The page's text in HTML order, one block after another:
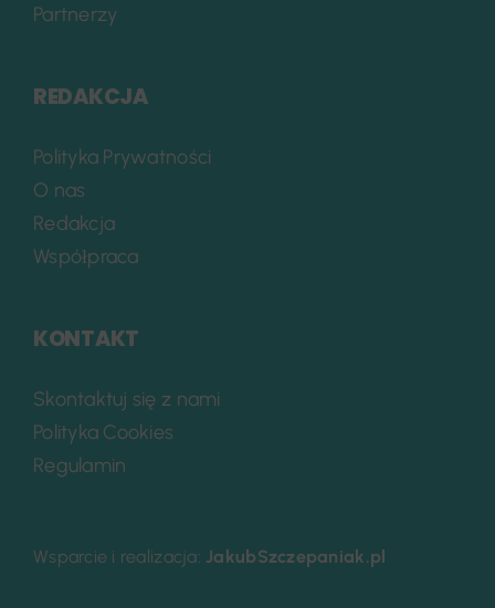
Partnerzy
REDAKCJA
Polityka Prywatności
O nas
Redakcja
Współpraca
KONTAKT
Skontaktuj się z nami
Polityka Cookies
Regulamin
Wsparcie i realizacja: JakubSzczepaniak.pl